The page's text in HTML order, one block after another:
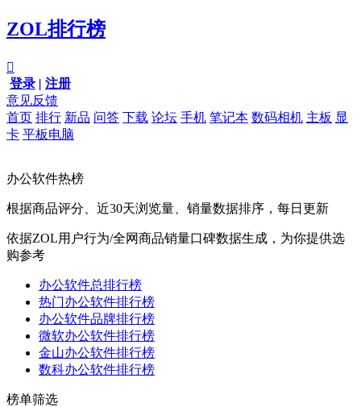
ZOL排行榜

登录 | 注册
意见反馈
首页 排行 新品 问答 下载 论坛 手机 笔记本 数码相机 主板 显
卡 平板电脑
办公软件热榜
根据商品评分、近30天浏览量、销量数据排序，每日更新
依据ZOL用户行为/全网商品销量口碑数据生成，为你提供选
购参考
办公软件总排行榜
热门办公软件排行榜
办公软件品牌排行榜
微软办公软件排行榜
金山办公软件排行榜
数科办公软件排行榜
榜单筛选